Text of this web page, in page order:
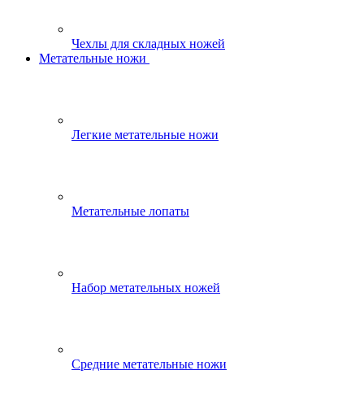
Чехлы для складных ножей
Метательные ножи
Легкие метательные ножи
Метательные лопаты
Набор метательных ножей
Средние метательные ножи